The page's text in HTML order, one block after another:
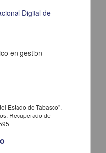
libre y soberano de
Digital de
en gestion-
Estado de Tabasco".
Recuperado de